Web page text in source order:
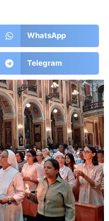
WhatsApp
Telegram